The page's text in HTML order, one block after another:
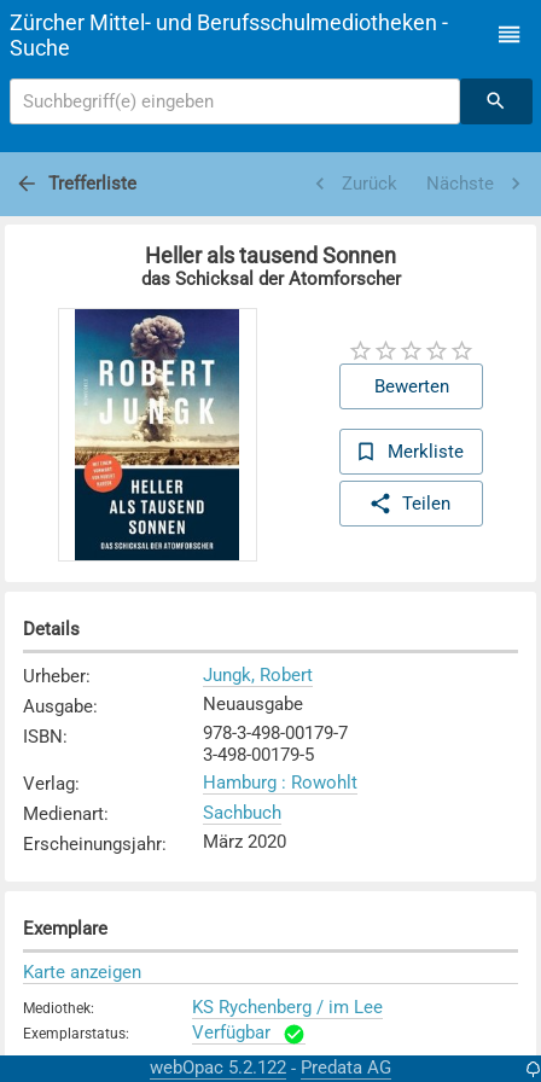
Zürcher Mittel- und Berufsschulmediotheken -
Suche
Suchbegriff(e) eingeben
Trefferliste Zurück Nächste
Heller als tausend Sonnen
das Schicksal der Atomforscher
Bewerten
Merkliste
Teilen
Details
Urheber:
Jungk, Robert
Ausgabe:
Neuausgabe
ISBN:
978-3-498-00179-7
3-498-00179-5
Verlag:
Hamburg : Rowohlt
Medienart:
Sachbuch
Erscheinungsjahr: März 2020
Exemplare
Karte anzeigen
Mediothek: KS Rychenberg / im Lee
Exemplarstatus: Verfügbar
webOpac 5.2.122 - Predata AG